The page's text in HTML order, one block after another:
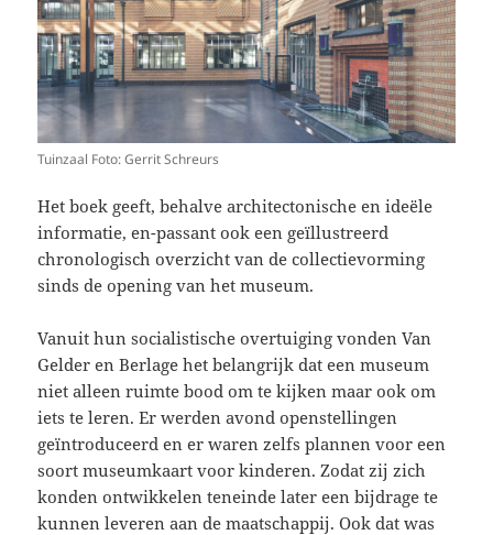
Tuinzaal Foto: Gerrit Schreurs
Het boek geeft, behalve architectonische en ideële
informatie, en-passant ook een geïllustreerd
chronologisch overzicht van de collectievorming
sinds de opening van het museum.
Vanuit hun socialistische overtuiging vonden Van
Gelder en Berlage het belangrijk dat een museum
niet alleen ruimte bood om te kijken maar ook om
iets te leren. Er werden avond openstellingen
geïntroduceerd en er waren zelfs plannen voor een
soort museumkaart voor kinderen. Zodat zij zich
konden ontwikkelen teneinde later een bijdrage te
kunnen leveren aan de maatschappij. Ook dat was